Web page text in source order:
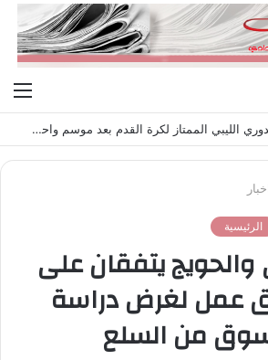
البشائر يعود إلى الدوري الليبي الممتاز لكرة القدم بعد موسم واحد من هبوطه لدوري المظاليم..
الرئيسية
يتفقان على
عمل لغرض دراسة
من السلع